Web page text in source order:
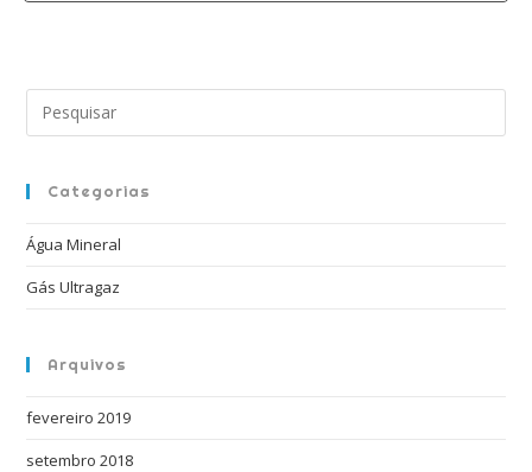
a
Categorias
Água Mineral
Gás Ultragaz
Arquivos
fevereiro 2019
setembro 2018